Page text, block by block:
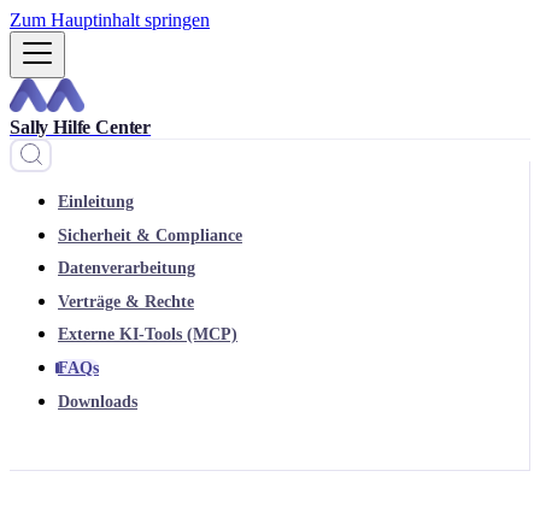
Zum Hauptinhalt springen
Sally Hilfe Center
Einleitung
Sicherheit & Compliance
Datenverarbeitung
Verträge & Rechte
Externe KI-Tools (MCP)
FAQs
Downloads